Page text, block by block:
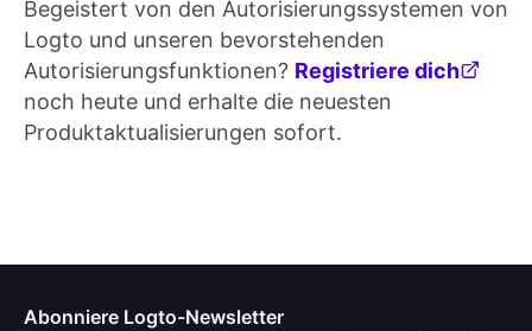
Begeistert von den Autorisierungssystemen von
Logto und unseren bevorstehenden
Autorisierungsfunktionen? Registriere dich
noch heute und erhalte die neuesten
Produktaktualisierungen sofort.
Abonniere Logto-Newsletter